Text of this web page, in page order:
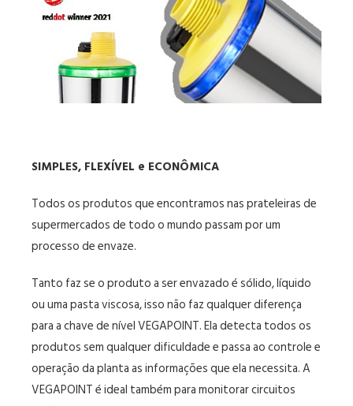
SIMPLES, FLEXÍVEL e ECONÔMICA
Todos os produtos que encontramos nas prateleiras de
supermercados de todo o mundo passam por um
processo de envaze.
Tanto faz se o produto a ser envazado é sólido, líquido
ou uma pasta viscosa, isso não faz qualquer diferença
para a chave de nível VEGAPOINT. Ela detecta todos os
produtos sem qualquer dificuldade e passa ao controle e
operação da planta as informações que ela necessita. A
VEGAPOINT é ideal também para monitorar circuitos